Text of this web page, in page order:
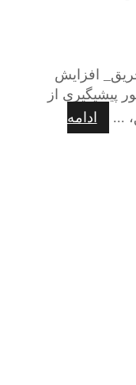
افزایش
پیشیگیری از
...
ادامه